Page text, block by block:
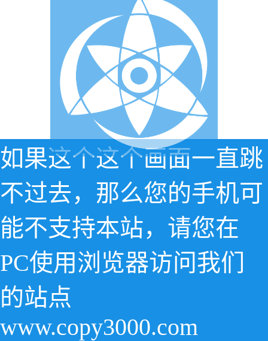
如果这个这个画面一直跳
不过去，那么您的手机可
能不支持本站，请您在
PC使用浏览器访问我们
的站点
www.copy3000.com